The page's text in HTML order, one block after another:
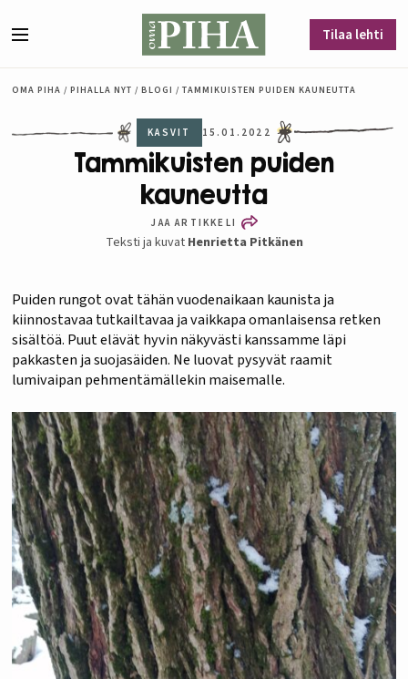
Tilaa lehti
OMA PIHA / PIHALLA NYT / BLOGI / TAMMIKUISTEN PUIDEN KAUNEUTTA
KASVIT 15.01.2022
Tammikuisten puiden
kauneutta
JAA ARTIKKELI
Teksti ja kuvat Henrietta Pitkänen
Puiden rungot ovat tähän vuodenaikaan kaunista ja
kiinnostavaa tutkailtavaa ja vaikkapa omanlaisensa retken
sisältöä. Puut elävät hyvin näkyvästi kanssamme läpi
pakkasten ja suojasäiden. Ne luovat pysyvät raamit
lumivaipan pehmentämällekin maisemalle.